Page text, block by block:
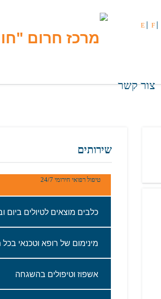
E F
צור קשר
שירותים
טיפול רפואי חירומי 24/7
כלבים‭ ‬מוצאים‭ ‬לטיולים‭ ‬ביום‭ ‬ובלילה
מינימום‭ ‬של‭ ‬רופא‭ ‬וטכנאי‭ ‬בכל‭ ‬משמרת
אשפוז‭ ‬וטיפולים‭ ‬בהשגחה‭ ‬